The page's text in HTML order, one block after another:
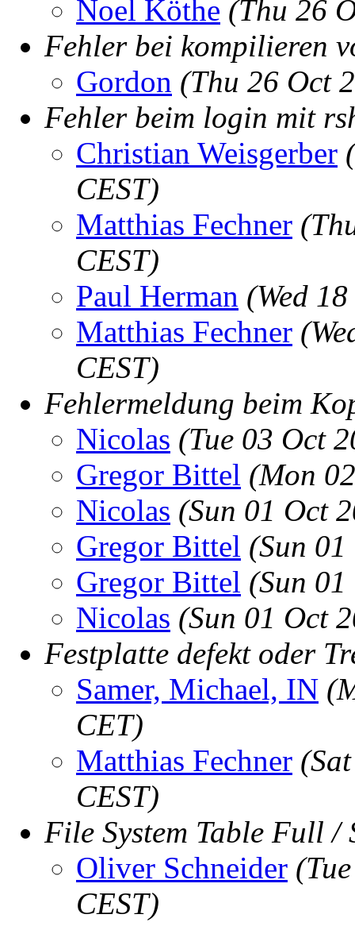
Noel Köthe (Thu 26
Fehler bei kompilieren
Gordon (Thu 26 Oct
Fehler beim login mit
Christian Weisgerber
CEST)
Matthias Fechner
CEST)
Paul Herman (Wed
Matthias Fechner
CEST)
Fehlermeldung beim
Nicolas (Tue 03 Oct
Gregor Bittel (Mon
Nicolas (Sun 01 Oct
Gregor Bittel (Sun
Gregor Bittel (Sun
Nicolas (Sun 01 Oct
Festplatte defekt oder
Samer, Michael, IN
CET)
Matthias Fechner
CEST)
File System Table Full /
Oliver Schneider
CEST)